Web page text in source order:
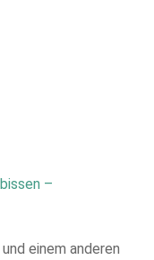
und einem anderen